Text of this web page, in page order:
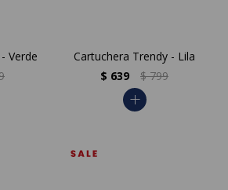
Verde
Cartuchera Trendy - Lila
$ 639 $ 799
add